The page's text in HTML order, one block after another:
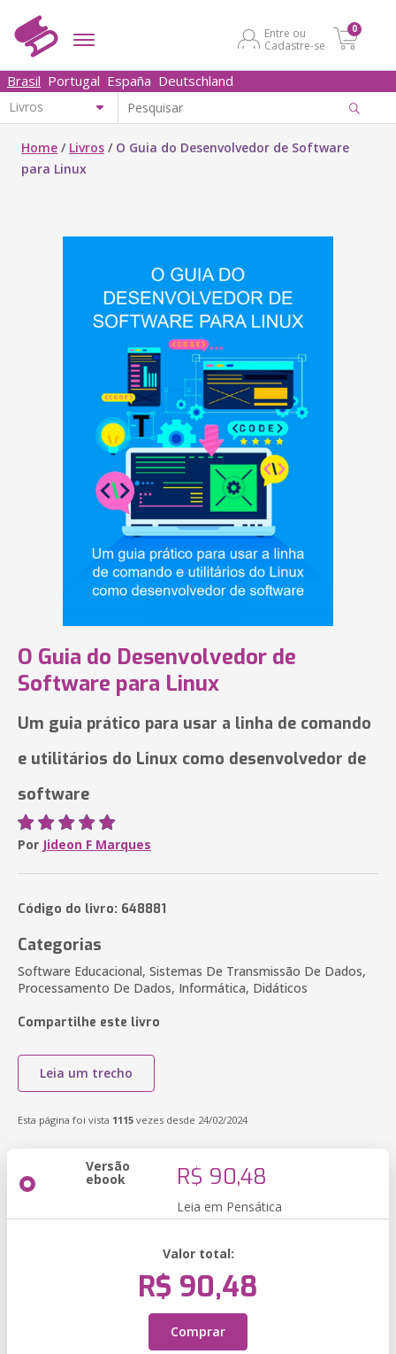
Entre ou
Cadastre-se
0
Brasil Portugal España Deutschland
Home / Livros / O Guia do Desenvolvedor de Software
para Linux
O Guia do Desenvolvedor de
Software para Linux
Um guia prático para usar a linha de comando
e utilitários do Linux como desenvolvedor de
software
Por Jideon F Marques
Código do livro: 648881
Categorias
Software Educacional, Sistemas De Transmissão De Dados,
Processamento De Dados, Informática, Didáticos
Compartilhe este livro
Leia um trecho
Esta página foi vista 1115 vezes desde 24/02/2024
Versão
ebook R$ 90,48
Leia em Pensática
Valor total:
R$ 90,48
Comprar